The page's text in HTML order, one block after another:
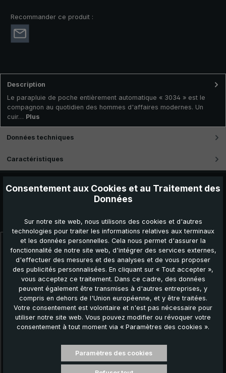
Recommander ce produit :
Description
Le parapluie de poche entièrement automatique « 3034 » est le
compagnon au quotidien des hommes d'affaires modernes. Un
cuir… Plus
Données techniques
Caractéristiques
Ignorer la galerie de produits
Consentement aux Cookies et au Traitement des
Données
Sur notre site web, nous utilisons des cookies et d'autres
technologies pour traiter les informations relatives aux terminaux
et les données personnelles. Cela nous permet d'assurer la
fonctionnalité de notre site web, d'intégrer des services externes,
d'effectuer des mesures et des analyses et de vous proposer
des publicités personnalisées. En cliquant sur « Tout accepter »,
vous acceptez ce traitement. Dans ce cadre, des données
peuvent également être transmises à d'autres entreprises, y
compris en dehors de l'Union européenne, et y être traitées.
Votre consentement est volontaire et n'est pas nécessaire pour
utiliser notre site web. Vous pouvez modifier ou révoquer votre
consentement à tout moment via « Paramètres des cookies ».
Paramètres des cookies